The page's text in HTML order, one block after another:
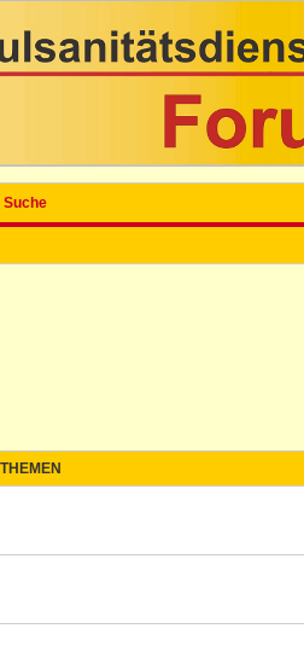
Suche
THEMEN